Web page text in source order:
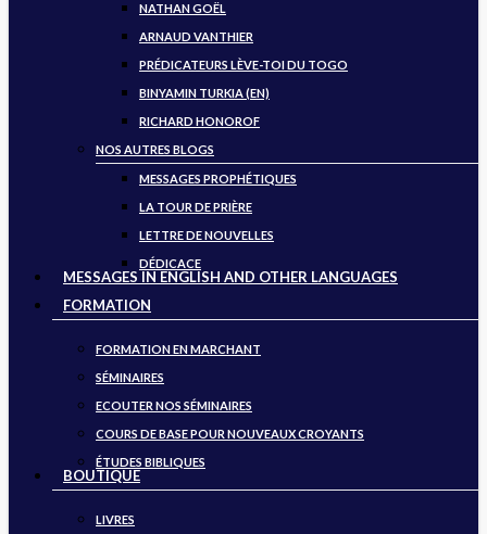
NATHAN GOËL
ARNAUD VANTHIER
PRÉDICATEURS LÈVE-TOI DU TOGO
BINYAMIN TURKIA (EN)
RICHARD HONOROF
NOS AUTRES BLOGS
MESSAGES PROPHÉTIQUES
LA TOUR DE PRIÈRE
LETTRE DE NOUVELLES
DÉDICACE
MESSAGES IN ENGLISH AND OTHER LANGUAGES
FORMATION
FORMATION EN MARCHANT
SÉMINAIRES
ECOUTER NOS SÉMINAIRES
COURS DE BASE POUR NOUVEAUX CROYANTS
ÉTUDES BIBLIQUES
BOUTIQUE
LIVRES